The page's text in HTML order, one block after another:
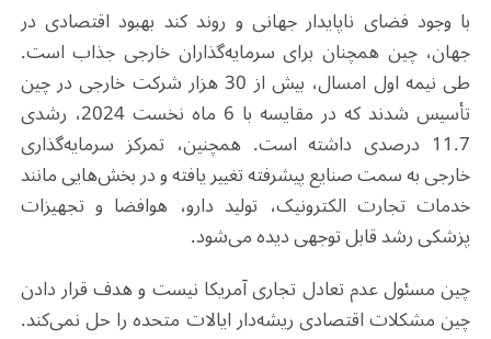
با وجود فضای ناپایدار جهانی و روند کند بهبود اقتصادی در
جهان، چین همچنان برای سرمایه‌گذاران خارجی جذاب است.
طی نیمه اول امسال، بیش از 30 هزار شرکت خارجی در چین
تأسیس شدند که در مقایسه با 6 ماه نخست 2024، رشدی
11.7 درصدی داشته است. همچنین، تمرکز سرمایه‌گذاری
خارجی به سمت صنایع پیشرفته تغییر یافته و در بخش‌هایی مانند
خدمات تجارت الکترونیک، تولید دارو، هوافضا و تجهیزات
پزشکی رشد قابل توجهی دیده می‌شود.
چین مسئول عدم تعادل تجاری آمریکا نیست و هدف قرار دادن
چین مشکلات اقتصادی ریشه‌دار ایالات متحده را حل نمی‌کند.